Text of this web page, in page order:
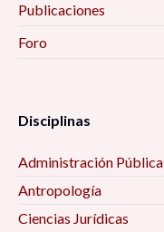
Publicaciones
Foro
Disciplinas
Administración Pública
Antropología
Ciencias Jurídicas